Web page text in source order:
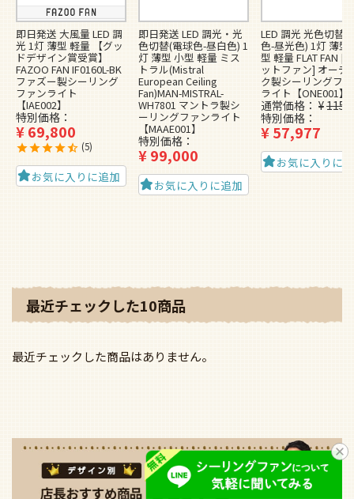
即日発送 大風量 LED 調
光 1灯 薄型 軽量 【グッ
ドデザイン賞受賞】
FAZOO FAN IF0160L-BK
ファズー製シーリング
ファンライト
【IAE002】
特別価格
¥69,800
5
お気に入りに追加
即日発送 LED 調光・光
色切替(電球色-昼白色) 1
灯 薄型 小型 軽量 ミス
トラル(Mistral
European Ceiling
Fan)MAN-MISTRAL-
WH7801 マントラ製シ
ーリングファンライト
【MAAE001】
特別価格
¥99,000
お気に入りに追加
LED 調光 光色切替(
色-昼光色) 1灯 薄型
型 軽量 FLAT FAN [
ットファン] オーデ
ク製シーリングフ
ライト【ONE001】
通常価格 ¥
特別価格
¥57,977
お気に入りに
最近チェックした10商品
最近チェックした商品はありません。